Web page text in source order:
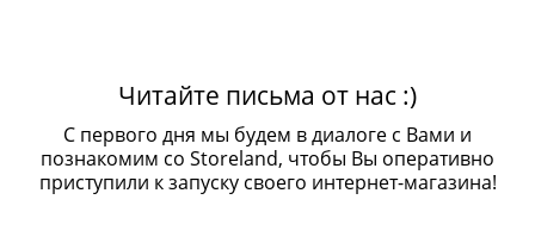
Читайте письма от нас :)
С первого дня мы будем в диалоге с Вами и
познакомим со Storeland, чтобы Вы оперативно
приступили к запуску своего интернет-магазина!